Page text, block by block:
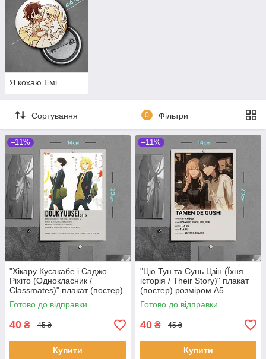
Я кохаю Емі
Сортування 0 Фільтри
–11%
"Хікару Кусакабе і Саджо
Ріхіто (Однокласник /
Classmates)" плакат (постер)
розміром А5 (14х20см)
Готово до відправки
40 ₴ 45 ₴
Купити
–11%
"Цю Тун та Сунь Цзін (Їхня
історія / Their Story)" плакат
(постер) розміром А5
(14х20см)
Готово до відправки
40 ₴ 45 ₴
Купити